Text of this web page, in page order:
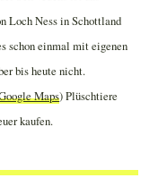
Loch Ness in Schottland
schon einmal mit eigenen
bis heute nicht.
Maps) Plüschtiere
kaufen.